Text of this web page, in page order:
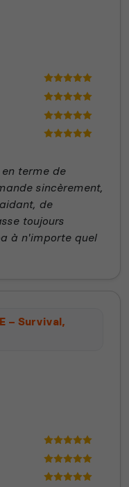
terme de
sincèrement,
de
toujours
à n'importe quel
– Survival,